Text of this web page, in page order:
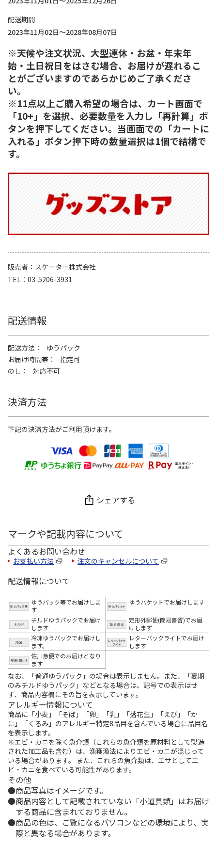
配送期間
2023年11月02日～2028年08月07日
※天候や注文状況、大型連休・お盆・年末年
始・土日祝日をはさむ場合、お届けが遅れるこ
とがございますのであらかじめご了承くださ
い。
※11点以上ご購入希望の場合は、カート画面で
「10+」を選択、必要数量を入力し「再計算」ボ
タンを押下してください。当画面での「カートに
入れる」ボタン押下時の数量選択は1個で結構で
す。
販売者
スケーター株式会社
TEL
03-5206-3931
配送情報
配送方法
ゆうパック
お届け時間帯
指定可
のし
対応不可
決済方法
下記の決済方法がご利用頂けます。
シェアする
マークや記載内容について
よくあるお問い合わせ
お支払い方法 注文のキャンセルについて
配送情報について
ゆうパック等でお届けしま
す
ゆうパケットでお届けします
チルドゆうパックでお届け
します
定形外郵便(簡易書留)でお届
けします
冷凍ゆうパックでお届けし
ます。
レターパックライトでお届け
します
佐川急便でのお届けとなり
ます
なお、「普通ゆうパック」の場合は表示しません。また、「夏期
のみチルドゆうパック」などとなる場合は、記号での表示はせ
ず、商品内容欄にその旨を表示しています。
アレルギー情報について
商品に「小麦」「そば」「卵」「乳」「落花生」「えび」「か
に」「くるみ」のアレルギー特定8品目を含んでいる場合に品目名
を表示します。
※エビ・カニを除く魚介類（これらの魚介類を原材料として製造
された加工品も含む）は、漁獲漁法によりエビ・カニが混じって
いる場合があります。 また、これらの魚介類は、エサとしてエ
ビ・カニを食べている可能性があります。
その他
商品写真はイメージです。
商品内容として記載されていない「小道具類」はお届け
する商品に含まれておりません。
商品の色は、ご覧になるパソコンなどの環境により、実
際と異なる場合があります。